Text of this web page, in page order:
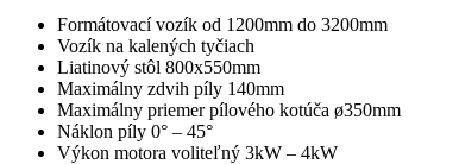
Formátovací vozík od 1200mm do 3200mm
Vozík na kalených tyčiach
Liatinový stôl 800x550mm
Maximálny zdvih píly 140mm
Maximálny priemer pílového kotúča ø350mm
Náklon píly 0° – 45°
Výkon motora voliteľný 3kW – 4kW